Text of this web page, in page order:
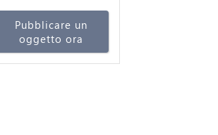
Pubblicare un
oggetto ora